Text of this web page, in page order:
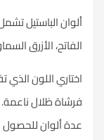
ألوان الباستيل
الفاتح، الأزرق
اختاري اللون
فرشاة ظلال
عدة ألوان للحصول